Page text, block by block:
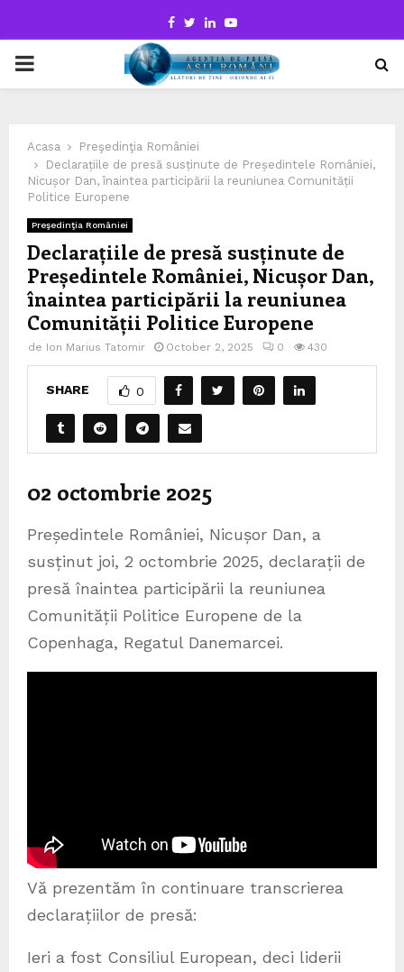
Facebook
TwitterLinkedinYoutube
PRIMARY
Acasa
Preşedinţia României
Declarațiile de presă susținute de Președintele României,
Nicușor Dan, înaintea participării la reuniunea Comunității
Politice Europene
Preşedinţia României
Declarațiile de presă susținute de
Președintele României, Nicușor Dan,
înaintea participării la reuniunea
Comunității Politice Europene
de Ion Marius Tatomir October 2, 2025 0 430
SHARE 0
02 octombrie 2025
Președintele României, Nicușor Dan, a
susținut joi, 2 octombrie 2025, declarații de
presă înaintea participării la reuniunea
Comunității Politice Europene de la
Copenhaga, Regatul Danemarcei.
Vă prezentăm în continuare transcrierea
declarațiilor de presă:
Ieri a fost Consiliul European, deci liderii